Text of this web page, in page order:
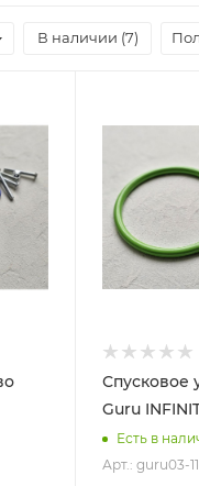
В наличии (7) Пол
Спусковое
Guru
Есть в
Арт.: guru03-